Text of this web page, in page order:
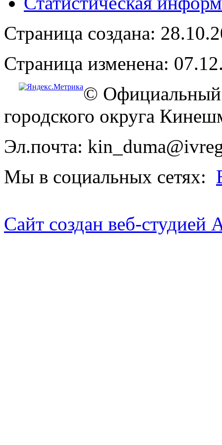
Страница создана:
Страница изменена:
© Официальный
городского округа
Эл.почта:
Мы в социальных сетях:
Сайт создан веб-студией